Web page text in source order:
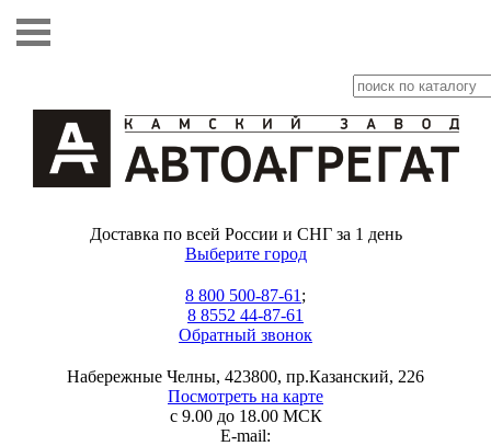
Доставка по всей России и СНГ за 1 день
Выберите город
8 800 500-87-61 ;
8 8552 44-87-61
Обратный звонок
Набережные Челны, 423800, пр.Казанский, 226
Посмотреть на карте
с 9.00 до 18.00 МСК
E-mail: